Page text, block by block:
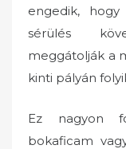
engedik,
sérülés
meggátolják a
kinti pályán
Ez nagyon
bokaficam